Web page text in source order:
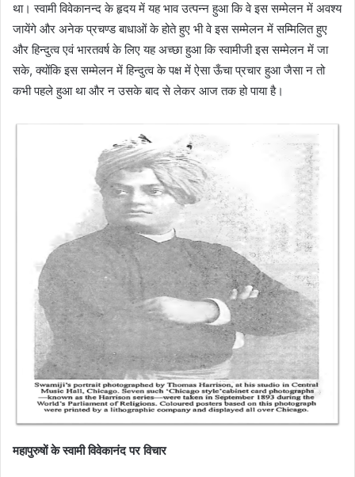
था। स्वामी विवेकानन्द के हृदय में यह भाव उत्पन्न हुआ कि वे इस सम्मेलन में अवश्य
जायेंगे और अनेक प्रचण्ड बाधाओं के होते हुए भी वे इस सम्मेलन में सम्मिलित हुए
और हिन्दुत्व एवं भारतवर्ष के लिए यह अच्छा हुआ कि स्वामीजी इस सम्मेलन में जा
सके, क्योंकि इस सम्मेलन में हिन्दुत्व के पक्ष में ऐसा ऊँचा प्रचार हुआ जैसा न तो
कभी पहले हुआ था और न उसके बाद से लेकर आज तक हो पाया है।
महापुरुषों के स्वामी विवेकानंद पर विचार